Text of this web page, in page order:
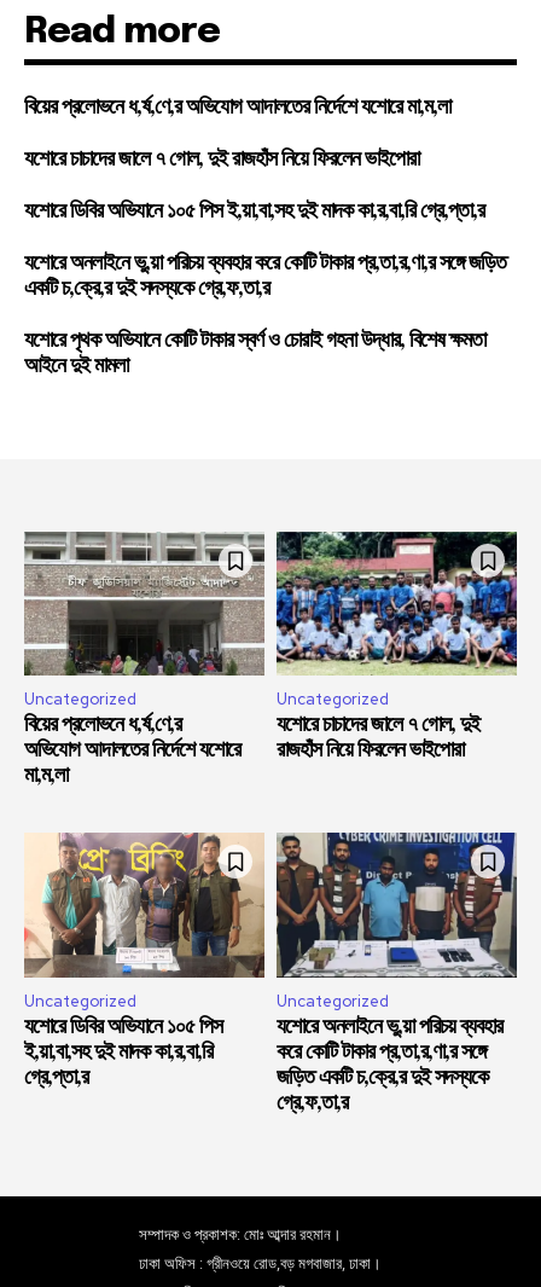
Read more
বিয়ের প্রলোভনে ধ,র্ষ,ণে,র অভিযোগ আদালতের নির্দেশে যশোরে মা,ম,লা
যশোরে চাচাদের জালে ৭ গোল, দুই রাজহাঁস নিয়ে ফিরলেন ভাইপোরা
যশোরে ডিবির অভিযানে ১০৫ পিস ই,য়া,বা,সহ দুই মাদক কা,র,বা,রি গ্রে,প্তা,র
যশোরে অনলাইনে ভু,য়া পরিচয় ব্যবহার করে কোটি টাকার প্র,তা,র,ণা,র সঙ্গে জড়িত
একটি চ,ক্রে,র দুই সদস্যকে গ্রে,ফ,তা,র
যশোরে পৃথক অভিযানে কোটি টাকার স্বর্ণ ও চোরাই গহনা উদ্ধার, বিশেষ ক্ষমতা
আইনে দুই মামলা
Uncategorized
বিয়ের প্রলোভনে ধ,র্ষ,ণে,র
অভিযোগ আদালতের নির্দেশে যশোরে
মা,ম,লা
Uncategorized
যশোরে চাচাদের জালে ৭ গোল, দুই
রাজহাঁস নিয়ে ফিরলেন ভাইপোরা
Uncategorized
যশোরে ডিবির অভিযানে ১০৫ পিস
ই,য়া,বা,সহ দুই মাদক কা,র,বা,রি
গ্রে,প্তা,র
Uncategorized
যশোরে অনলাইনে ভু,য়া পরিচয় ব্যবহার
করে কোটি টাকার প্র,তা,র,ণা,র সঙ্গে
জড়িত একটি চ,ক্রে,র দুই সদস্যকে
গ্রে,ফ,তা,র
সম্পাদক ও প্রকাশক: মোঃ আব্দার রহমান।
ঢাকা অফিস : গ্রীনওয়ে রোড,বড় মগবাজার, ঢাকা।